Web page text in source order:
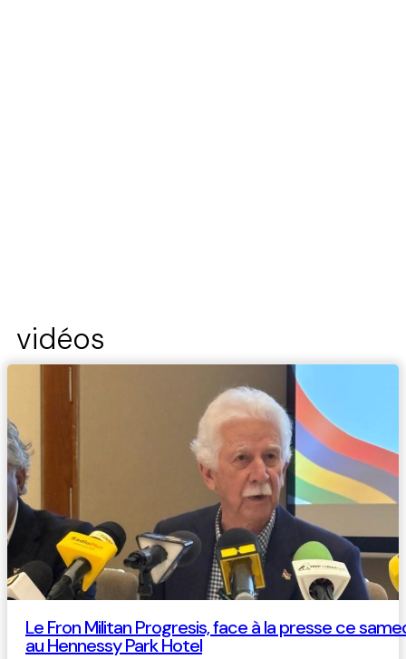
vidéos
Le Fron Militan Progresis, face à la presse ce
au Hennessy Park Hotel